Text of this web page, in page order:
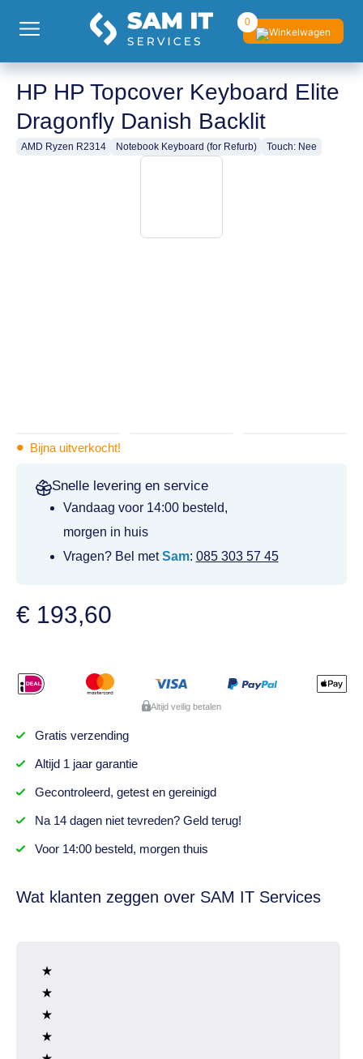
0
HP HP Topcover Keyboard Elite
Dragonfly Danish Backlit
AMD Ryzen R2314 Notebook Keyboard (for Refurb) Touch: Nee
• Bijna uitverkocht!
Snelle levering en service
Vandaag voor 14:00 besteld,
morgen in huis
Vragen? Bel metSam: 085 303 57 45
€ 193,60
Altijd veilig betalen
Gratis verzending
Altijd 1 jaargarantie
Gecontroleerd, getesten gereinigd
Na 14 dagenniet tevreden? Geld terug!
Voor 14:00 besteld, morgen thuis
Wat klanten zeggen over SAM IT Services